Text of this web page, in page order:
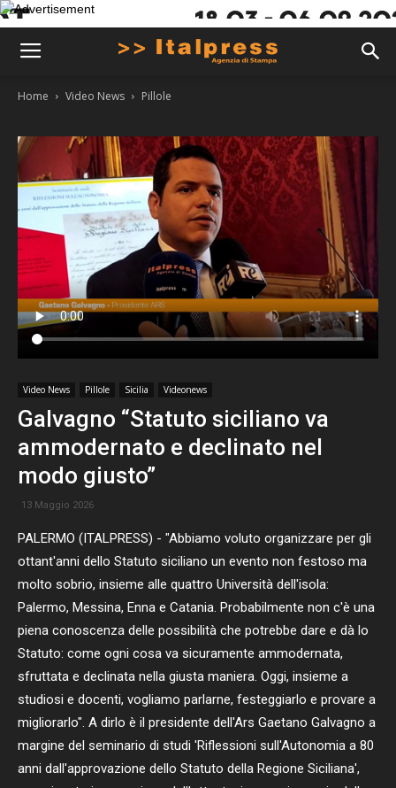
Home Video News Pillole
Video News Pillole Sicilia Videonews
Galvagno “Statuto siciliano va
ammodernato e declinato nel
modo giusto”
13 Maggio 2026
PALERMO (ITALPRESS) - "Abbiamo voluto organizzare per gli
ottant'anni dello Statuto siciliano un evento non festoso ma
molto sobrio, insieme alle quattro Università dell'isola:
Palermo, Messina, Enna e Catania. Probabilmente non c'è una
piena conoscenza delle possibilità che potrebbe dare e dà lo
Statuto: come ogni cosa va sicuramente ammodernata,
sfruttata e declinata nella giusta maniera. Oggi, insieme a
studiosi e docenti, vogliamo parlarne, festeggiarlo e provare a
migliorarlo". A dirlo è il presidente dell'Ars Gaetano Galvagno a
margine del seminario di studi 'Riflessioni sull'Autonomia a 80
anni dall'approvazione dello Statuto della Regione Siciliana',